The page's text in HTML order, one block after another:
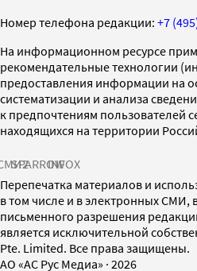
Номер телефона редакции: +7
На информационном ресурсе
рекомендательные технологии
предоставления информации на
систематизации и анализа
к предпочтениям пользователей
находящихся на территории
SPARROWINFOX
Перепечатка материалов и
в том числе и в электронных СМИ,
письменного разрешения
является исключительной
Pte. Limited. Все права защищены.
AO «АС Рус Медиа» · 2026